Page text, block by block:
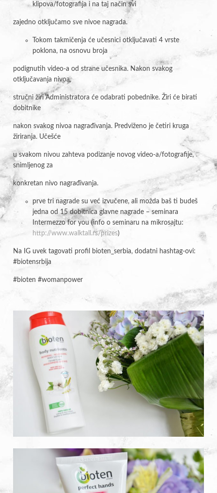
klipova/fotografija i na taj način svi
zajedno otključamo sve nivoe nagrada.
Tokom takmičenja će učesnici otključavati 4 vrste
poklona, na osnovu broja
podignutih video-a od strane učesnika. Nakon svakog
otključavanja nivoa,
stručni žiri Administratora će odabrati pobednike. Žiri će birati
dobitnike
nakon svakog nivoa nagrađivanja. Predviženo je četiri kruga
žiriranja. Učešće
u svakom nivou zahteva podizanje novog video-a/fotografije,
snimljenog za
konkretan nivo nagrađivanja.
prve tri nagrade su već izvučene, ali možda baš ti budeš
jedna od 15 dobitnica glavne nagrade –seminara
Intermezzo for you (info o seminaru na mikrosajtu:
http://www.walktall.rs/prizes)
Na IG uvek tagovati profil bioten_serbia, dodatni hashtag-ovi:
#biotensrbija
#bioten #womanpower